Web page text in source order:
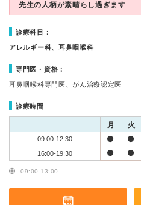
先生の人柄が素晴らし過ぎます
診療科目：
アレルギー科、耳鼻咽喉科
専門医・資格：
耳鼻咽喉科専門医、がん治療認定医
診療時間
月 火
09:00-12:30
16:00-19:30
09:00-13:00